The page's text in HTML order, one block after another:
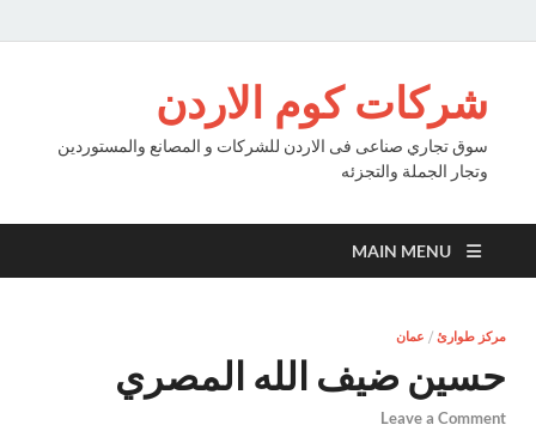
شركات كوم الاردن
سوق تجاري صناعى فى الاردن للشركات و المصانع والمستوردين
وتجار الجملة والتجزئه
MAIN MENU
مركز طوارئ / عمان
حسين ضيف الله المصري
Leave a Comment